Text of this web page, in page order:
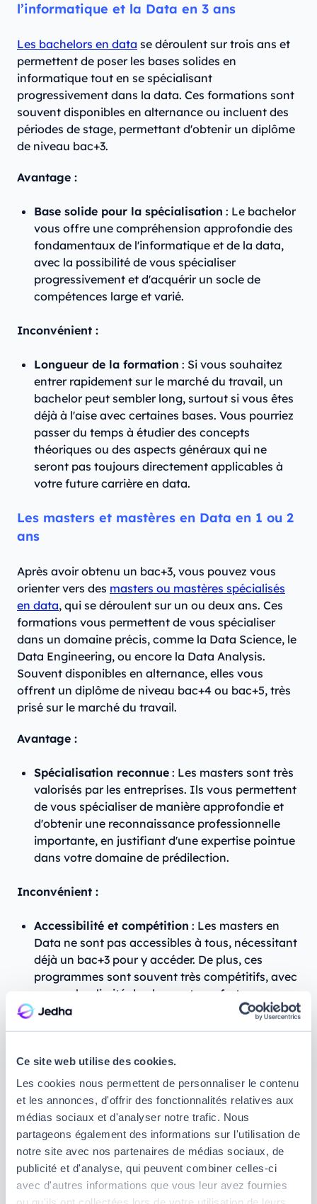
Ce site web utilise des cookies.
Les cookies nous permettent de personnaliser le contenu
et les annonces, d'offrir des fonctionnalités relatives aux
médias sociaux et d'analyser notre trafic. Nous
partageons également des informations sur l'utilisation de
notre site avec nos partenaires de médias sociaux, de
publicité et d'analyse, qui peuvent combiner celles-ci
avec d'autres informations que vous leur avez fournies
l’informatique et la Data en 3 ans
Les bachelors en data se déroulent sur trois ans et
permettent de poser les bases solides en
informatique tout en se spécialisant
progressivement dans la data. Ces formations sont
souvent disponibles en alternance ou incluent des
périodes de stage, permettant d'obtenir un diplôme
de niveau bac+3.
Avantage :
Base solide pour la spécialisation : Le bachelor
vous offre une compréhension approfondie des
fondamentaux de l'informatique et de la data,
avec la possibilité de vous spécialiser
progressivement et d'acquérir un socle de
compétences large et varié.
Inconvénient :
Longueur de la formation : Si vous souhaitez
entrer rapidement sur le marché du travail, un
bachelor peut sembler long, surtout si vous êtes
déjà à l'aise avec certaines bases. Vous pourriez
passer du temps à étudier des concepts
théoriques ou des aspects généraux qui ne
seront pas toujours directement applicables à
votre future carrière en data.
Les masters et mastères en Data en 1 ou 2
ans
Après avoir obtenu un bac+3, vous pouvez vous
orienter vers des masters ou mastères spécialisés
en data, qui se déroulent sur un ou deux ans. Ces
formations vous permettent de vous spécialiser
dans un domaine précis, comme la Data Science, le
Data Engineering, ou encore la Data Analysis.
Souvent disponibles en alternance, elles vous
offrent un diplôme de niveau bac+4 ou bac+5, très
prisé sur le marché du travail.
Avantage :
Spécialisation reconnue : Les masters sont très
valorisés par les entreprises. Ils vous permettent
de vous spécialiser de manière approfondie et
d'obtenir une reconnaissance professionnelle
importante, en justifiant d'une expertise pointue
dans votre domaine de prédilection.
Inconvénient :
Accessibilité et compétition : Les masters en
Data ne sont pas accessibles à tous, nécessitant
déjà un bac+3 pour y accéder. De plus, ces
programmes sont souvent très compétitifs, avec
un nombre limité de places et une forte
concurrence parmi les candidats.
Durée et investissement: Les masters
ressources financières important, ce qui peut
retarder votre entrée sur le marché du travail.
Quels sont les métiers les plus
demandés en Data ?
Le domaine de la Data offre une grande diversité de